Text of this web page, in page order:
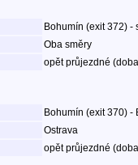
Bohumín (exit 372) -
Oba směry
opět průjezdné
Bohumín (exit 370) -
Ostrava
opět průjezdné